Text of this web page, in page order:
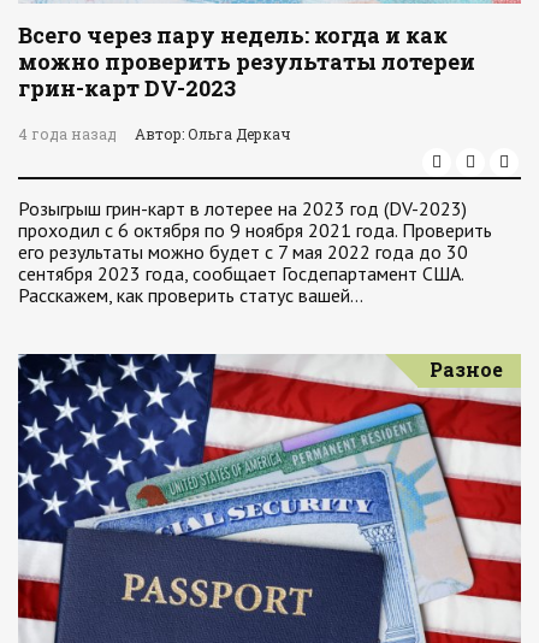
Всего через пару недель: когда и как
можно проверить результаты лотереи
грин-карт DV-2023
4 года назад Автор: Ольга Деркач
Розыгрыш грин-карт в лотерее на 2023 год (DV-2023)
проходил с 6 октября по 9 ноября 2021 года. Проверить
его результаты можно будет с 7 мая 2022 года до 30
сентября 2023 года, сообщает Госдепартамент США.
Расскажем, как проверить статус вашей…
Разное